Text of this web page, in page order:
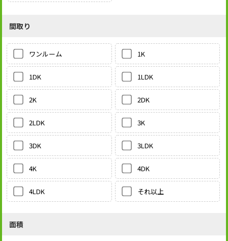
間取り
ワンルーム 1K
1DK 1LDK
2K 2DK
2LDK 3K
3DK 3LDK
4K 4DK
4LDK それ以上
面積